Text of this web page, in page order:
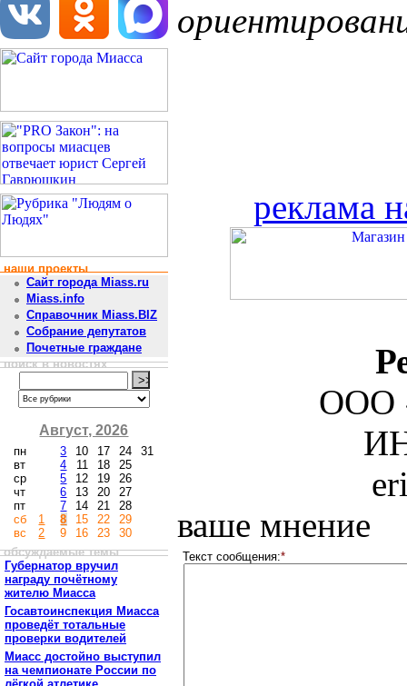
наши проекты
Сайт города Miass.ru
Miass.info
Справочник Miass.BIZ
Собрание депутатов
Почетные граждане
поиск в новостях
Август, 2026
пн
вт
ср
чт
пт
сб
вс
1
2
3
4
5
6
7
8
9
10
11
12
13
14
15
16
17
18
19
20
21
22
23
24
25
26
27
28
29
30
31
обсуждаемые темы
Губернатор вручил
награду почётному
жителю Миасса
Госавтоинспекция Миасса
проведёт тотальные
проверки водителей
Миасс достойно выступил
на чемпионате России по
реклама
ООО
ваше мнение
Текст сообщения:*